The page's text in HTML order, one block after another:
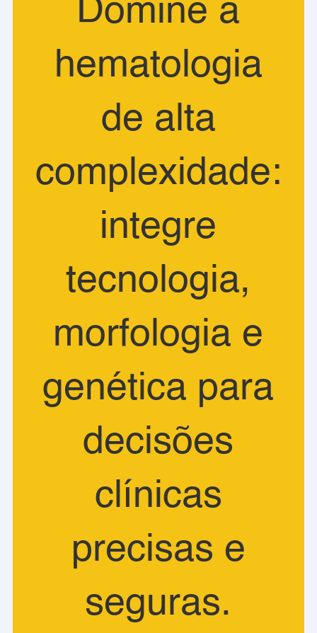
Domine a
hematologia
de alta
complexidade:
integre
tecnologia,
morfologia e
genética para
decisões
clínicas
precisas e
seguras.